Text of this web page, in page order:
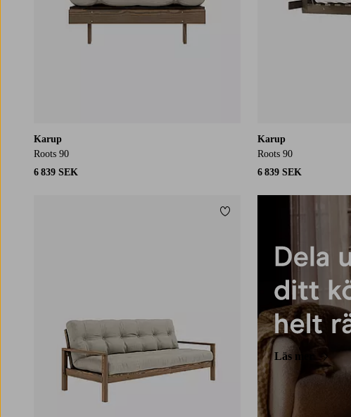
Karup
Roots 90
6 839 SEK
Karup
Roots 90
6 839 SEK
Lägg till i favoriter
Läs mer